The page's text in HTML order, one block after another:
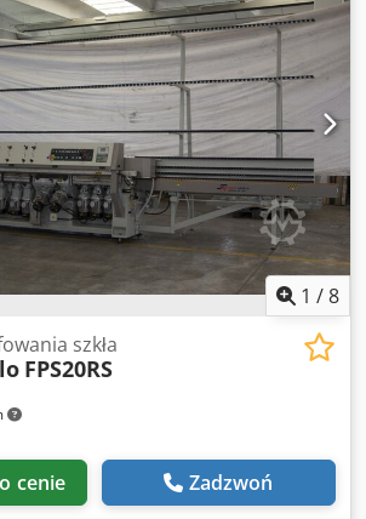
1 /8
szkła
FPS20RS
cenie Zadzwoń